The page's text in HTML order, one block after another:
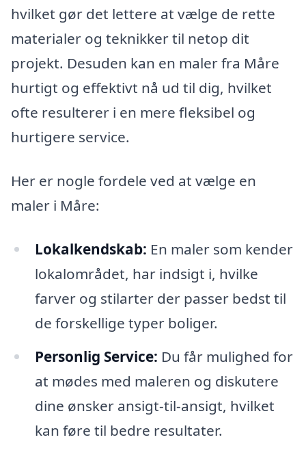
hvilket gør det lettere at vælge de rette
materialer og teknikker til netop dit
projekt. Desuden kan en maler fra Måre
hurtigt og effektivt nå ud til dig, hvilket
ofte resulterer i en mere fleksibel og
hurtigere service.
Her er nogle fordele ved at vælge en
maler i Måre:
Lokalkendskab: En maler som kender
lokalområdet, har indsigt i, hvilke
farver og stilarter der passer bedst til
de forskellige typer boliger.
Personlig Service: Du får mulighed for
at mødes med maleren og diskutere
dine ønsker ansigt-til-ansigt, hvilket
kan føre til bedre resultater.